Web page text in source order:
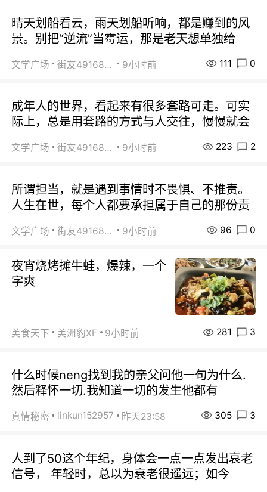
晴天划船看云，雨天划船听响，都是赚到的风
景。别把“逆流”当霉运，那是老天想单独给
文学广场 街友49168527 9小时前 111 0
成年人的世界，看起来有很多套路可走。可实
际上，总是用套路的方式与人交往，慢慢就会
文学广场 街友49168527 9小时前 223 2
所谓担当，就是遇到事情时不畏惧、不推责。
人生在世，每个人都要承担属于自己的那份责
文学广场 街友49168527 9小时前 96 0
夜宵烧烤摊牛蛙，爆辣，一个
字爽
美食天下 美洲豹XF 9小时前 281 3
什么时候neng找到我的亲父问他一句为什么.
然后释怀一切.我知道一切的发生他都有
真情秘密 linkun152957 昨天23:58 305 3
人到了50这个年纪，身体会一点一点发出哀老
信号， 年轻时，总以为衰老很遥远；如今